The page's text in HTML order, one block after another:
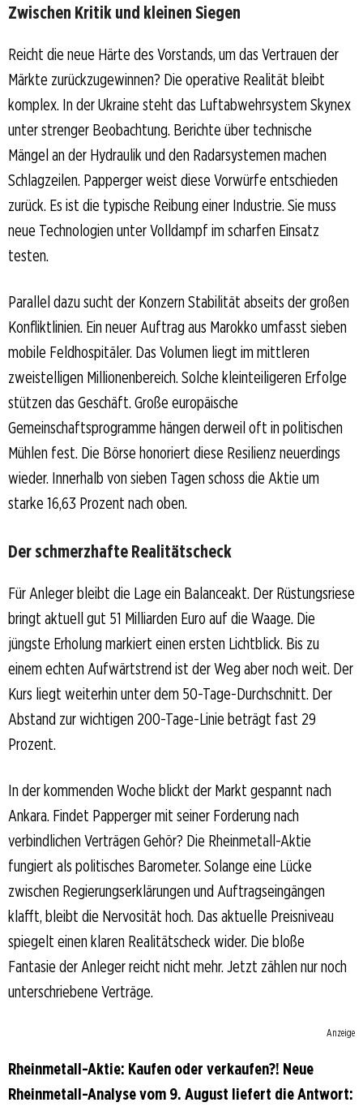
Zwischen Kritik und kleinen Siegen
Reicht die neue Härte des Vorstands, um das Vertrauen der
Märkte zurückzugewinnen? Die operative Realität bleibt
komplex. In der Ukraine steht das Luftabwehrsystem Skynex
unter strenger Beobachtung. Berichte über technische
Mängel an der Hydraulik und den Radarsystemen machen
Schlagzeilen. Papperger weist diese Vorwürfe entschieden
zurück. Es ist die typische Reibung einer Industrie. Sie muss
neue Technologien unter Volldampf im scharfen Einsatz
testen.
Parallel dazu sucht der Konzern Stabilität abseits der großen
Konfliktlinien. Ein neuer Auftrag aus Marokko umfasst sieben
mobile Feldhospitäler. Das Volumen liegt im mittleren
zweistelligen Millionenbereich. Solche kleinteiligeren Erfolge
stützen das Geschäft. Große europäische
Gemeinschaftsprogramme hängen derweil oft in politischen
Mühlen fest. Die Börse honoriert diese Resilienz neuerdings
wieder. Innerhalb von sieben Tagen schoss die Aktie um
starke 16,63 Prozent nach oben.
Der schmerzhafte Realitätscheck
Für Anleger bleibt die Lage ein Balanceakt. Der Rüstungsriese
bringt aktuell gut 51 Milliarden Euro auf die Waage. Die
jüngste Erholung markiert einen ersten Lichtblick. Bis zu
einem echten Aufwärtstrend ist der Weg aber noch weit. Der
Kurs liegt weiterhin unter dem 50-Tage-Durchschnitt. Der
Abstand zur wichtigen 200-Tage-Linie beträgt fast 29
Prozent.
In der kommenden Woche blickt der Markt gespannt nach
Ankara. Findet Papperger mit seiner Forderung nach
verbindlichen Verträgen Gehör? Die Rheinmetall-Aktie
fungiert als politisches Barometer. Solange eine Lücke
zwischen Regierungserklärungen und Auftragseingängen
klafft, bleibt die Nervosität hoch. Das aktuelle Preisniveau
spiegelt einen klaren Realitätscheck wider. Die bloße
Fantasie der Anleger reicht nicht mehr. Jetzt zählen nur noch
unterschriebene Verträge.
Anzeige
Rheinmetall-Aktie: Kaufen oder verkaufen?! Neue
Rheinmetall-Analyse vom 9. August liefert die Antwort: